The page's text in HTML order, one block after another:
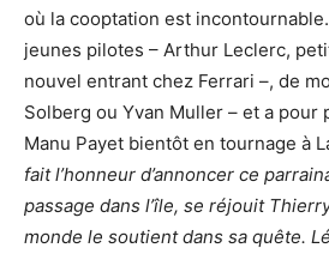
où la cooptation est
jeunes pilotes – Arthur Leclerc,
nouvel entrant chez Ferrari –, de
Solberg ou Yvan Muller – et a pour
Manu Payet bientôt en tournage à
fait l’honneur d’annoncer ce
passage dans l’île, se réjouit
monde le soutient dans sa quête.